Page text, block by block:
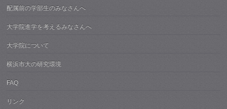
配属前の学部生のみなさんへ
大学院進学を考えるみなさんへ
大学院について
横浜市大の研究環境
FAQ
リンク